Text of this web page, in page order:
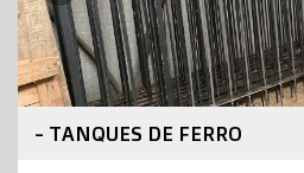
- TANQUES DE FERRO